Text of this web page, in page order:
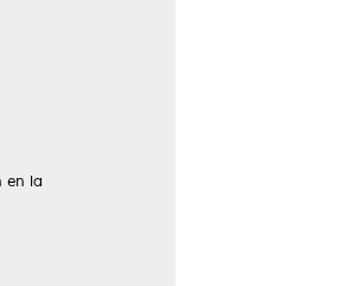
en la